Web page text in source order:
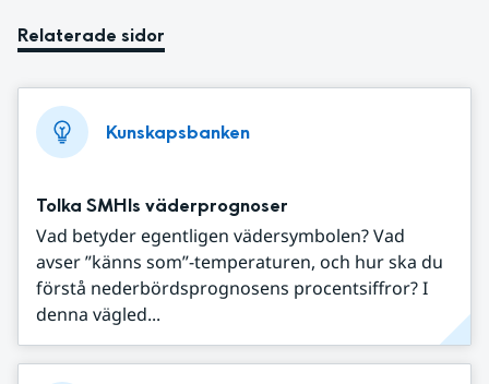
Relaterade sidor
Kunskapsbanken
Tolka SMHIs väderprognoser
Vad betyder egentligen vädersymbolen? Vad
avser ”känns som”-temperaturen, och hur ska du
förstå nederbördsprognosens procentsiffror? I
denna vägled...